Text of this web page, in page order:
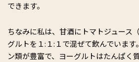
できます。
ちなみに私は、甘酒にトマトジュース
グルトを１:１:１で混ぜて飲んでいます
ン類が豊富で、ヨーグルトはたんぱく